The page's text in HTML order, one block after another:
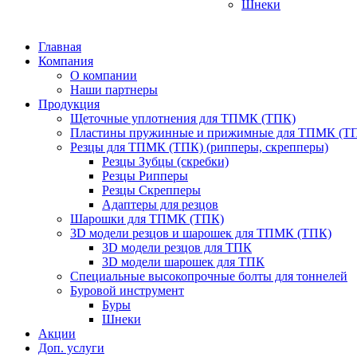
Шнеки
Главная
Компания
О компании
Наши партнеры
Продукция
Щеточные уплотнения для ТПМК (ТПК)
Пластины пружинные и прижимные для ТПМК
Резцы для ТПМК (ТПК) (рипперы, скрепперы)
Резцы Зубцы (скребки)
Резцы Рипперы
Резцы Скрепперы
Адаптеры для резцов
Шарошки для ТПМК (ТПК)
3D модели резцов и шарошек для ТПМК (ТПК)
3D модели резцов для ТПК
3D модели шарошек для ТПК
Специальные высокопрочные болты для тоннелей
Буровой инструмент
Буры
Шнеки
Акции
Доп. услуги